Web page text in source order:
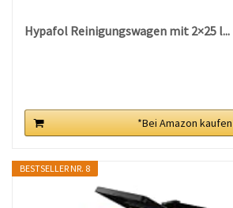
Hypafol Reinigungswagen mit 2×25 l...
*Bei Amazon kaufen
BESTSELLER NR. 8